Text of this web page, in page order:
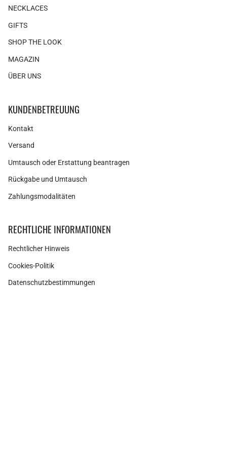
NECKLACES
GIFTS
SHOP THE LOOK
MAGAZIN
ÜBER UNS
KUNDENBETREUUNG
Kontakt
Versand
Umtausch oder Erstattung beantragen
Rückgabe und Umtausch
Zahlungsmodalitäten
RECHTLICHE INFORMATIONEN
Rechtlicher Hinweis
Cookies-Politik
Datenschutzbestimmungen